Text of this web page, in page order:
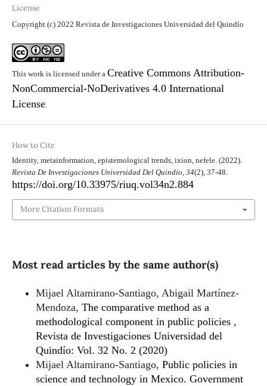
License
Copyright (c) 2022 Revista de Investigaciones Universidad del Quindío
This work is licensed under a Creative Commons Attribution-
NonCommercial-NoDerivatives 4.0 International
License.
How to Cite
Identity, metainformation, epistemological trends, ixion, nefele. (2022).
Revista De Investigaciones Universidad Del Quindío, 34(2), 37-48.
https://doi.org/10.33975/riuq.vol34n2.884
More Citation Formats
Most read articles by the same author(s)
Mijael Altamirano-Santiago, Abigail Martínez-
Mendoza, The comparative method as a
methodological component in public policies ,
Revista de Investigaciones Universidad del
Quindío: Vol. 32 No. 2 (2020)
Mijael Altamirano-Santiago, Public policies in
science and technology in Mexico. Government